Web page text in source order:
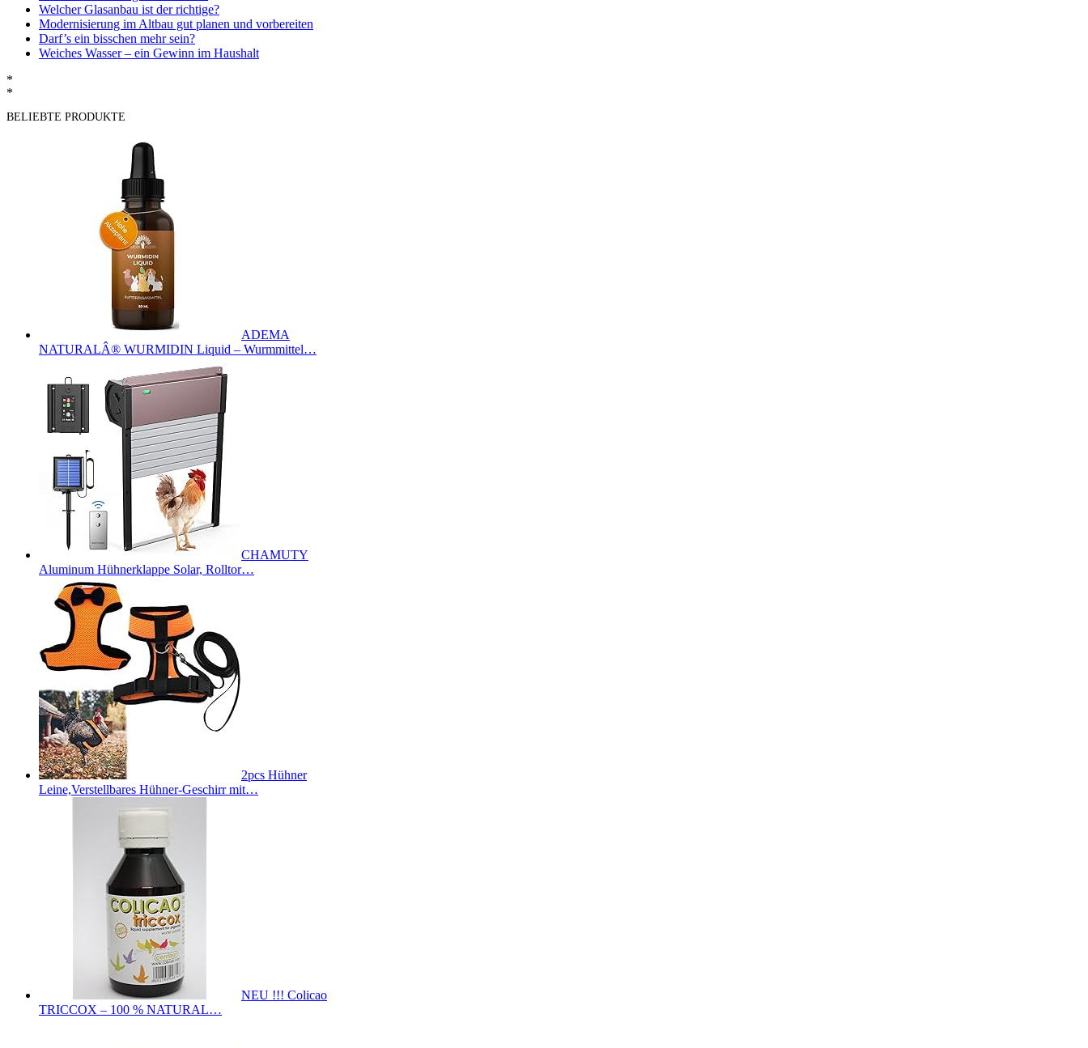
Welcher Glasanbau ist der richtige?
Modernisierung im Altbau gut planen und vorbereiten
Darf’s ein bisschen mehr sein?
Weiches Wasser – ein Gewinn im Haushalt
*
*
BELIEBTE PRODUKTE
ADEMA
NATURALÂ® WURMIDIN Liquid – Wurmmittel…
CHAMUTY
Aluminum Hühnerklappe Solar, Rolltor…
2pcs Hühner
Leine,Verstellbares Hühner-Geschirr mit…
NEU !!! Colicao
TRICCOX – 100 % NATURAL…